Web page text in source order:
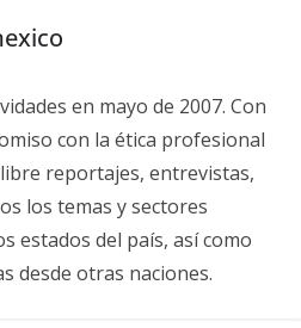
en mayo de 2007. Con
con la ética profesional
reportajes, entrevistas,
los temas y sectores
estados del país, así como
desde otras naciones.